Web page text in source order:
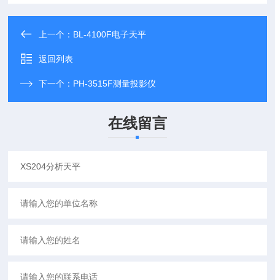
上一个： BL-4100F电子天平
返回列表
下一个： PH-3515F测量投影仪
在线留言